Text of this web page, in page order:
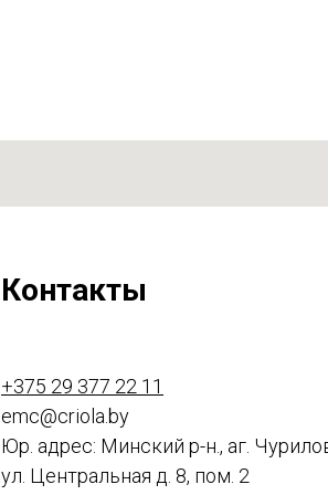
Контакты
+375 29 377 22 11
emc@criola.by
Юр. адрес: Минский р-н., аг.
ул. Центральная д. 8, пом. 2